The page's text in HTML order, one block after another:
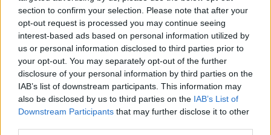
section to confirm your selection. Please note that after your
opt-out request is processed you may continue seeing
interest-based ads based on personal information utilized by
us or personal information disclosed to third parties prior to
your opt-out. You may separately opt-out of the further
disclosure of your personal information by third parties on the
IAB’s list of downstream participants. This information may
also be disclosed by us to third parties on the IAB’s List of
Downstream Participants that may further disclose it to other
συντήρηση